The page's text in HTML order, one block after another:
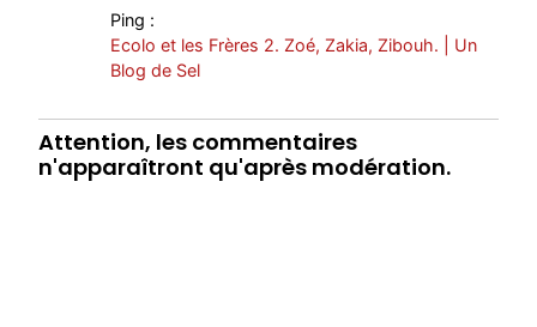
Ping :
Ecolo et les Frères 2. Zoé, Zakia, Zibouh. | Un
Blog de Sel
Attention, les commentaires
n'apparaîtront qu'après modération.